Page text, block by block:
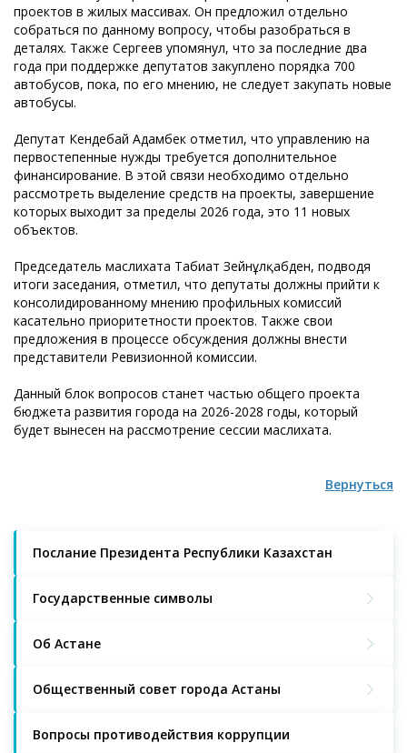
Послание Президента Республики Казахстан
Государственные символы
Об Астане
Общественный совет города Астаны
Вопросы противодействия коррупции
проектов в жилых массивах. Он предложил отдельно
собраться по данному вопросу, чтобы разобраться в
деталях. Также Сергеев упомянул, что за последние два
года при поддержке депутатов закуплено порядка 700
автобусов, пока, по его мнению, не следует закупать новые
автобусы.
Депутат Кендебай Адамбек отметил, что управлению на
первостепенные нужды требуется дополнительное
финансирование. В этой связи необходимо отдельно
рассмотреть выделение средств на проекты, завершение
которых выходит за пределы 2026 года, это 11 новых
объектов.
Председатель маслихата Табиғат Зейнұлқабден, подводя
итоги заседания, отметил, что депутаты должны прийти к
консолидированному мнению профильных комиссий
касательно приоритетности проектов. Также свои
предложения в процессе обсуждения должны внести
представители Ревизионной комиссии.
Данный блок вопросов станет частью общего проекта
бюджета развития города на 2026-2028 годы, который
будет вынесен на рассмотрение сессии маслихата.
Вернуться